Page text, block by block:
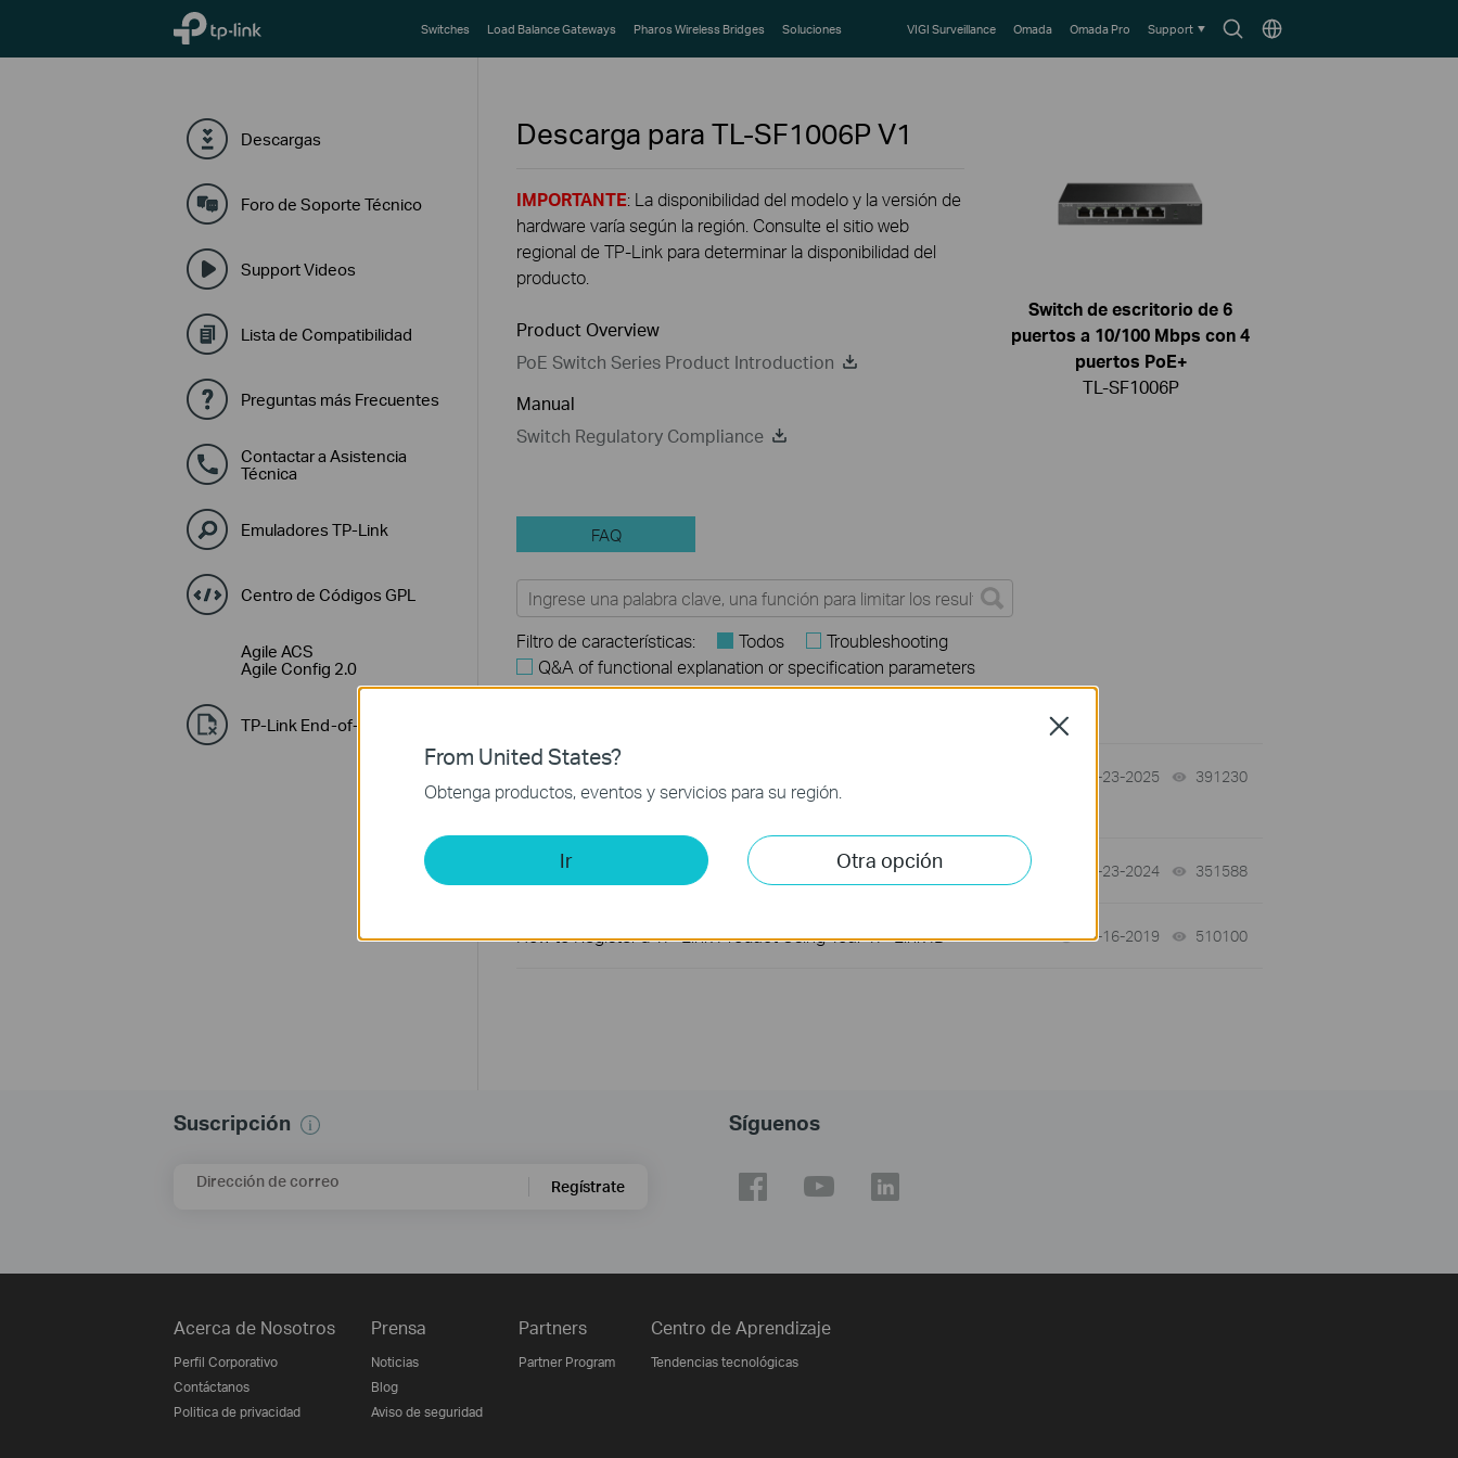
TP-Link, Reliably Smart
SearchChoose
Switches Load Balance Gateways Pharos Wireless Bridges Soluciones VIGI Surveillance Omada Omada Pro Support
Descargas
Foro de Soporte Técnico
Support Videos
Lista de Compatibilidad
Preguntas más Frecuentes
Contactar a Asistencia
Técnica
Emuladores TP-Link
Centro de Códigos GPL
Agile ACS
Agile Config 2.0
TP-Link End-of-Life Policy
Descarga para TL-SF1006P V1
IMPORTANTE: La disponibilidad del modelo y la versión de
hardware varía según la región. Consulte el sitio web
regional de TP-Link para determinar la disponibilidad del
producto.
Product Overview
PoE Switch Series Product Introduction
Manual
Switch Regulatory Compliance
Switch de escritorio de 6
puertos a 10/100 Mbps con 4
puertos PoE+
TL-SF1006P
FAQ
Filtro de características: Todos
Troubleshooting
Q&A of functional explanation or specification parameters
connected to the PoE Switch?
10-23-2025 391230
Frequently asked questions about Unmanaged Switch 07-23-2024 351588
How to Register a TP-Link Product Using Your TP-Link ID 09-16-2019 510100
Suscripción
Dirección de correo Regístrate
Síguenos
Acerca de Nosotros
Perfil Corporativo
Contáctanos
Politica de privacidad
Prensa
Noticias
Blog
Aviso de seguridad
Partners
Partner Program
Centro de Aprendizaje
Tendencias tecnológicas
From United States?
Obtenga productos, eventos y servicios para su región.
Ir Otra opción
Close